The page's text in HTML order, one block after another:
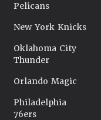
Pelicans
New York Knicks
Oklahoma City
Thunder
Orlando Magic
Philadelphia
76ers